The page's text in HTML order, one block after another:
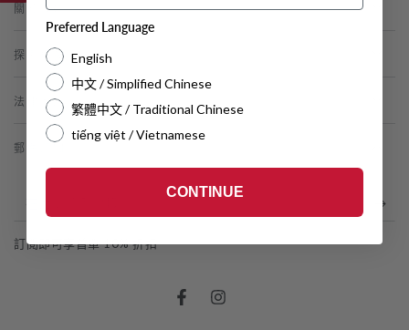
關於康道
探索更多
法律資訊
郵件訂閱
處
訂閱即可享首單 10% 折扣
FacebookInstagram
Preferred Language
English
中文 / Simplified Chinese
繁體中文 / Traditional Chinese
tiếng việt / Vietnamese
CONTINUE